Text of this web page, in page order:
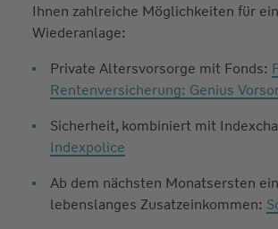
Ihnen zahlreiche Möglichkeiten für
Wiederanlage:
Private Altersvorsorge mit Fonds:
Rentenversicherung: Genius
Sicherheit, kombiniert mit
Indexpolice
Ab dem nächsten Monatsersten ein
lebenslanges Zusatzeinkommen: